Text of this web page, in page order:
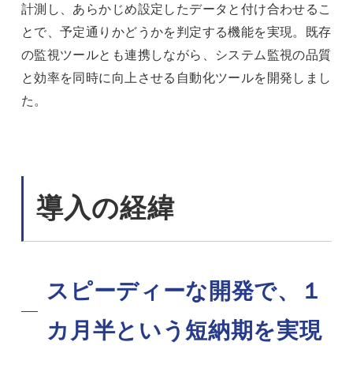
計測し、あらかじめ設定したデータと付け合わせるこ
とで、予定通りかどうかを判定する機能を実現。既存
の監視ツールとも連携しながら、システム監視の品質
と効率を同時に向上させる自動化ツールを開発しまし
た。
導入の経緯
スピーディーな開発で、１
カ月半という短納期を実現